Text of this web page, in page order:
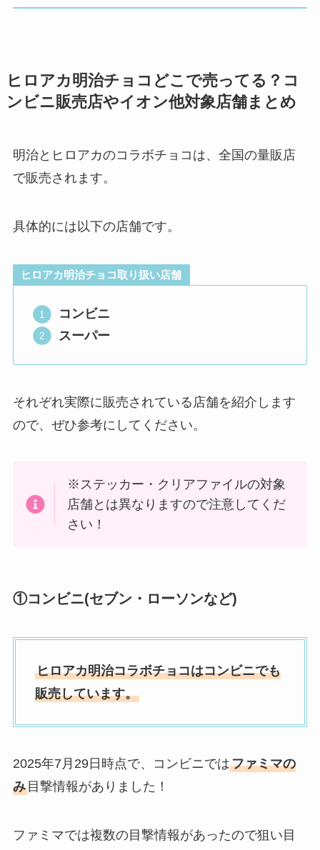
ヒロアカ明治チョコどこで売ってる？コ
ンビニ販売店やイオン他対象店舗まとめ
明治とヒロアカのコラボチョコは、全国の量販店
で販売されます。
具体的には以下の店舗です。
ヒロアカ明治チョコ取り扱い店舗
コンビニ
スーパー
それぞれ実際に販売されている店舗を紹介します
ので、ぜひ参考にしてください。
※ステッカー・クリアファイルの対象
店舗とは異なりますので注意してくだ
さい！
①コンビニ(セブン・ローソンなど)
ヒロアカ明治コラボチョコはコンビニでも
販売しています。
2025年7月29日時点で、コンビニではファミマの
み目撃情報がありました！
ファミマでは複数の目撃情報があったので狙い目